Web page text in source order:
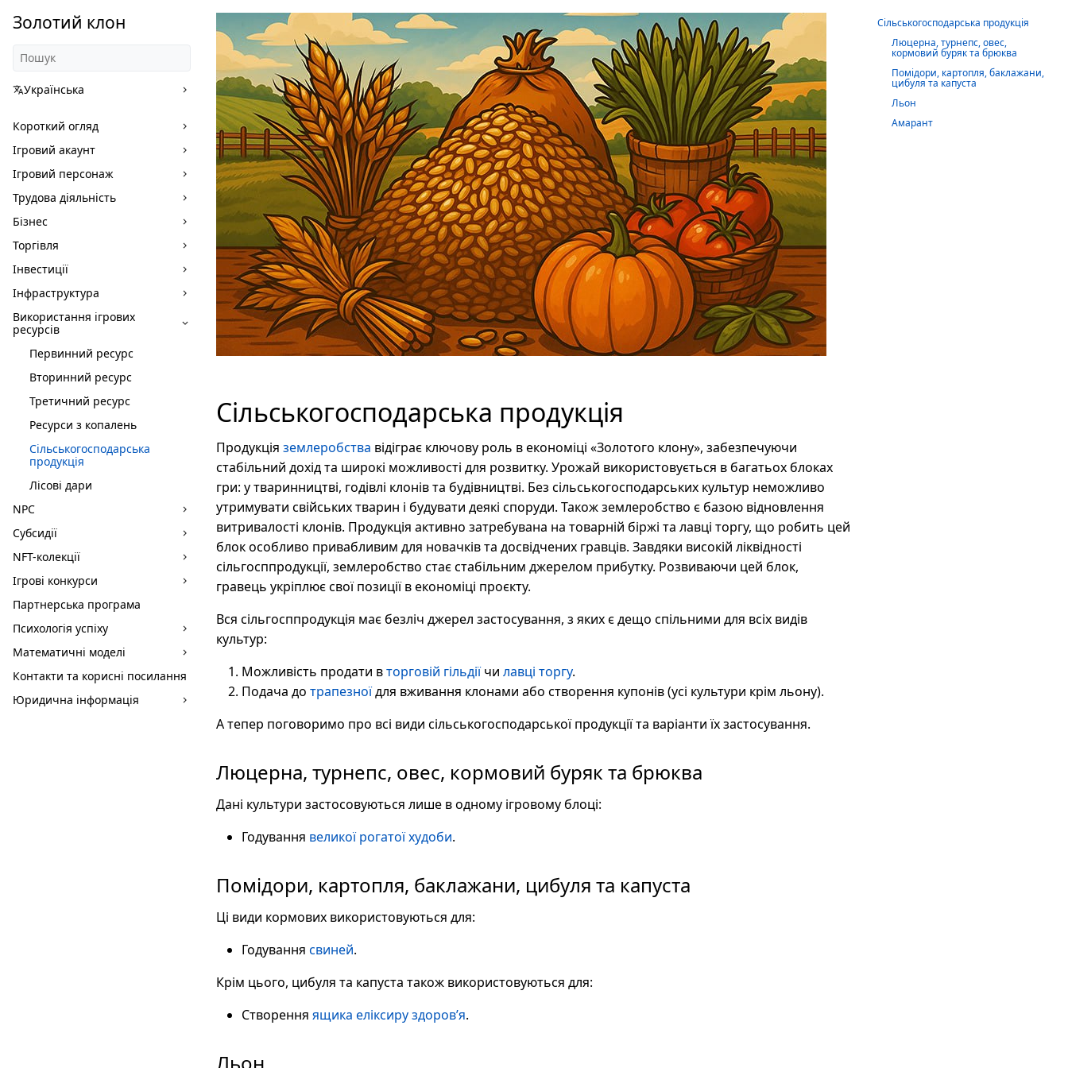
Золотий клон
Українська
Короткий огляд
Ігровий акаунт
Ігровий персонаж
Трудова діяльність
Бізнес
Торгівля
Інвестиції
Інфраструктура
Використання ігрових
ресурсів
Первинний ресурс
Вторинний ресурс
Третичний ресурс
Ресурси з копалень
Сільськогосподарська
продукція
Лісові дари
NPC
Субсидії
NFT-колекції
Ігрові конкурси
Партнерська програма
Психологія успіху
Математичні моделі
Контакти та корисні посилання
Юридична інформація
Сільськогосподарська продукція
Продукція землеробства відіграє ключову роль в економіці «Золотого клону», забезпечуючи
стабільний дохід та широкі можливості для розвитку. Урожай використовується в багатьох блоках
гри: у тваринництві, годівлі клонів та будівництві. Без сільськогосподарських культур неможливо
утримувати свійських тварин і будувати деякі споруди. Також землеробство є базою відновлення
витривалості клонів. Продукція активно затребувана на товарній біржі та лавці торгу, що робить цей
блок особливо привабливим для новачків та досвідчених гравців. Завдяки високій ліквідності
сільгосппродукції, землеробство стає стабільним джерелом прибутку. Розвиваючи цей блок,
гравець укріплює свої позиції в економіці проєкту.
Вся сільгосппродукція має безліч джерел застосування, з яких є дещо спільними для всіх видів
культур:
Можливість продати вторговій гільдіїчи лавці торгу.
Подача до трапезноїдля вживання клонами або створення купонів (усі культури крім льону).
А тепер поговоримо про всі види сільськогосподарської продукції та варіанти їх застосування.
Люцерна, турнепс, овес, кормовий буряк та брюква
Дані культури застосовуються лише в одному ігровому блоці:
Годування великої рогатої худоби.
Помідори, картопля, баклажани, цибуля та капуста
Ці види кормових використовуються для:
Годування свиней.
Крім цього, цибуля та капуста також використовуються для:
Створення ящика еліксиру здоров’я.
Сільськогосподарська продукція
Люцерна, турнепс, овес,
кормовий буряк та брюква
Помідори, картопля, баклажани,
цибуля та капуста
Льон
Амарант